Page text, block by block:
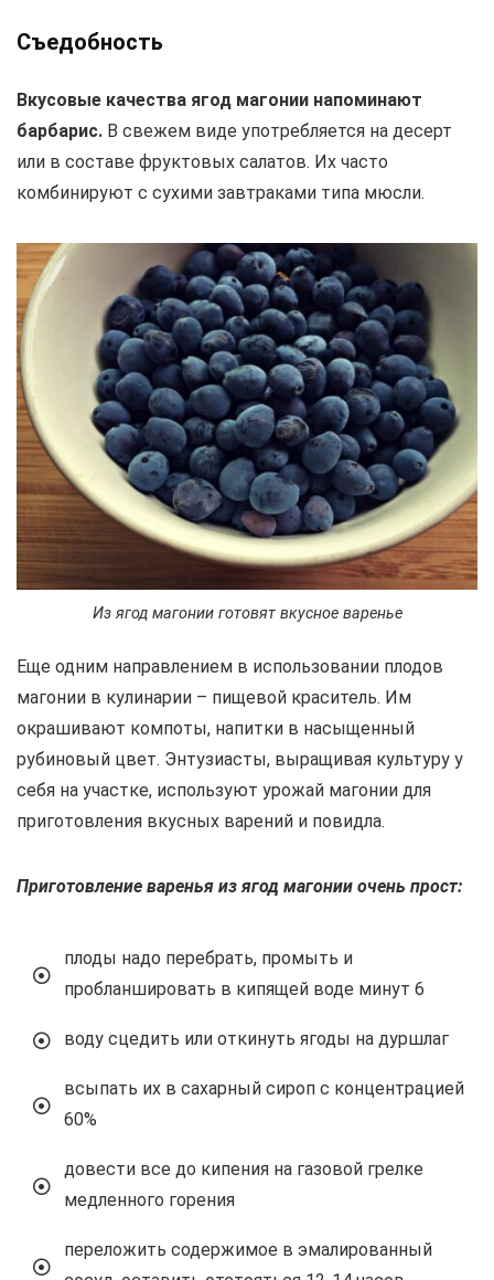
Съедобность
Вкусовые качества ягод магонии напоминают
барбарис. В свежем виде употребляется на десерт
или в составе фруктовых салатов. Их часто
комбинируют с сухими завтраками типа мюсли.
Из ягод магонии готовят вкусное варенье
Еще одним направлением в использовании плодов
магонии в кулинарии – пищевой краситель. Им
окрашивают компоты, напитки в насыщенный
рубиновый цвет. Энтузиасты, выращивая культуру у
себя на участке, используют урожай магонии для
приготовления вкусных варений и повидла.
Приготовление варенья из ягод магонии очень прост:
плоды надо перебрать, промыть и
пробланшировать в кипящей воде минут 6
воду сцедить или откинуть ягоды на дуршлаг
всыпать их в сахарный сироп с концентрацией
60%
довести все до кипения на газовой грелке
медленного горения
переложить содержимое в эмалированный